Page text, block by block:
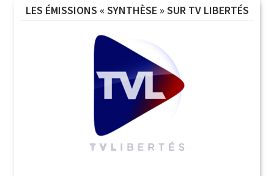
LES ÉMISSIONS « SYNTHÈSE » SUR TV LIBERTÉS